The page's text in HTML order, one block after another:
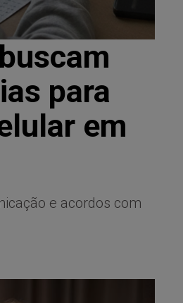
para
em
e acordos com